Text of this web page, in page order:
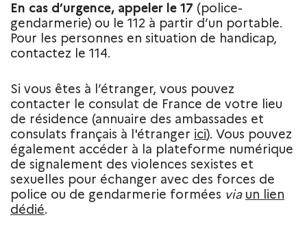
En cas d’urgence, appeler le 17 (police-
gendarmerie) ou le 112 à partir d’un portable.
Pour les personnes en situation de handicap,
contactez le 114.
Si vous êtes à l’étranger, vous pouvez
contacter le consulat de France de votre lieu
de résidence (annuaire des ambassades et
consulats français à l'étranger ici). Vous pouvez
également accéder à la plateforme numérique
de signalement des violences sexistes et
sexuelles pour échanger avec des forces de
police ou de gendarmerie formées via un lien
dédié.